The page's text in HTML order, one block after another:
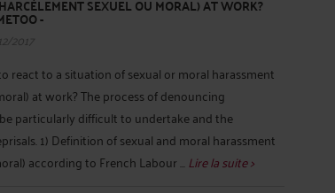
SEXUEL OU MORAL) AT WORK?
-
2017
react to a situation of sexual or moral harassment
at work? The process of denouncing
particularly difficult to undertake and the
1) Definition of sexual and moral harassment
according to French Labour ...Lire la suite >